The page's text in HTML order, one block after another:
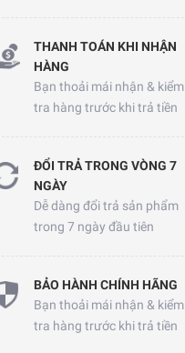
THANH TOÁN KHI NHẬN
HÀNG
Bạn thoải mái nhận & kiểm
tra hàng trước khi trả tiền
ĐỔI TRẢ TRONG VÒNG 7
NGÀY
Dễ dàng đổi trả sản phẩm
trong 7 ngày đầu tiên
BẢO HÀNH CHÍNH HÃNG
Bạn thoải mái nhận & kiểm
tra hàng trước khi trả tiền